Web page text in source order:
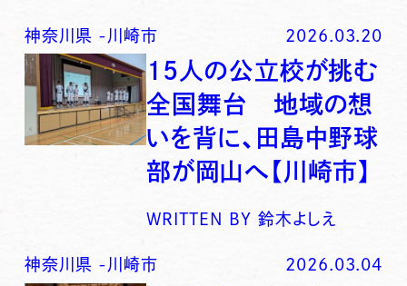
神奈川県 - 川崎市 2026.03.20
15人の公立校が挑む
全国舞台 地域の想
いを背に、田島中野球
部が岡山へ【川崎市】
WRITTEN BY 鈴木よしえ
神奈川県 - 川崎市 2026.03.04